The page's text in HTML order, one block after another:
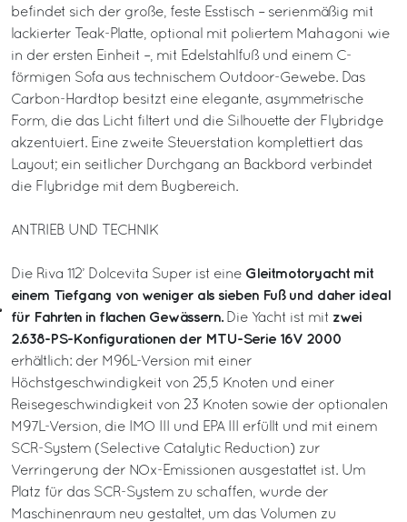
befindet sich der große, feste Esstisch – serienmäßig mit
lackierter Teak-Platte, optional mit poliertem Mahagoni wie
in der ersten Einheit –, mit Edelstahlfuß und einem C-
förmigen Sofa aus technischem Outdoor-Gewebe. Das
Carbon-Hardtop besitzt eine elegante, asymmetrische
Form, die das Licht filtert und die Silhouette der Flybridge
akzentuiert. Eine zweite Steuerstation komplettiert das
Layout; ein seitlicher Durchgang an Backbord verbindet
die Flybridge mit dem Bugbereich.
ANTRIEB UND TECHNIK
Die Riva 112’ Dolcevita Super ist eine Gleitmotoryacht mit
einem Tiefgang von weniger als sieben Fuß und daher ideal
für Fahrten in flachen Gewässern.
Die Yacht ist mit zwei
2.638-PS-Konfigurationen der MTU-Serie 16V 2000
erhältlich: der M96L-Version mit einer
Höchstgeschwindigkeit von 25,5 Knoten und einer
Reisegeschwindigkeit von 23 Knoten sowie der optionalen
M97L-Version, die IMO III und EPA III erfüllt und mit einem
SCR-System (Selective Catalytic Reduction) zur
Verringerung der NOx-Emissionen ausgestattet ist. Um
Platz für das SCR-System zu schaffen, wurde der
Maschinenraum neu gestaltet, um das Volumen zu